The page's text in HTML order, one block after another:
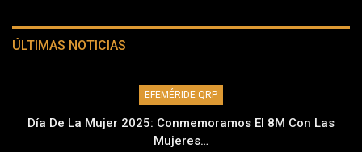
ÚLTIMAS NOTICIAS
EFEMÉRIDE QRP
Día De La Mujer 2025: Conmemoramos El 8M Con Las
Mujeres…